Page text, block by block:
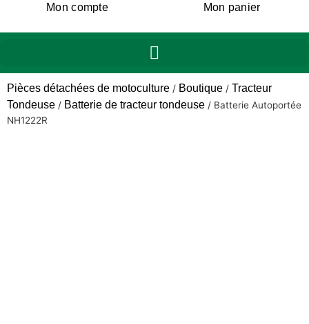
Mon compte Mon panier
Pièces détachées de motoculture / Boutique / Tracteur
Tondeuse / Batterie de tracteur tondeuse / Batterie Autoportée
NH1222R